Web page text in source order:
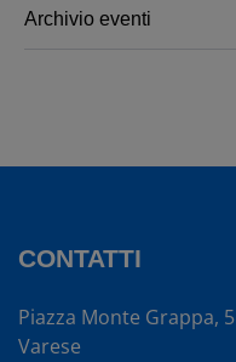
Archivio eventi
CONTATTI
Piazza Monte Grappa, 5
Varese